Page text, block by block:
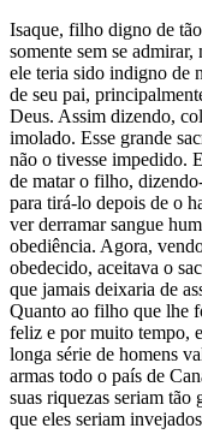
Isaque, filho digno de
somente sem se
ele teria sido indigno de
de seu pai,
Deus. Assim dizendo,
imolado. Esse grande
não o tivesse impedido.
de matar o filho,
para tirá-lo depois de o
ver derramar sangue
obediência. Agora,
obedecido, aceitava o
que jamais deixaria de
Quanto ao filho que lhe
feliz e por muito tempo,
longa série de homens
armas todo o país de
suas riquezas seriam tão
que eles seriam